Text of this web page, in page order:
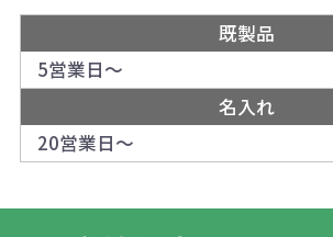
既製品
5営業日～
名入れ
20営業日～